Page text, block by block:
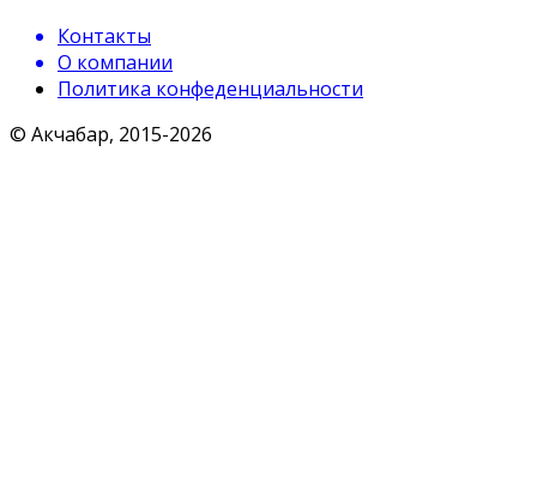
Контакты
О компании
Политика конфеденциальности
© Акчабар, 2015-2026